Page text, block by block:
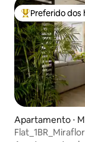
Entre os
Preferido dos
Apartamento ⋅